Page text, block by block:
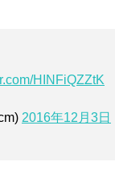
HINFiQZZtK
2016年12月3日